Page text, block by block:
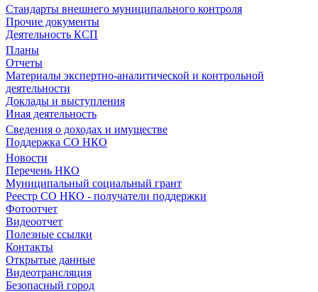
Стандарты внешнего муниципального контроля
Прочие документы
Деятельность КСП
Планы
Отчеты
Материалы экспертно-аналитической и контрольной
деятельности
Доклады и выступления
Иная деятельность
Сведения о доходах и имуществе
Поддержка СО НКО
Новости
Перечень НКО
Муниципальный социальный грант
Реестр СО НКО - получатели поддержки
Фотоотчет
Видеоотчет
Полезные ссылки
Контакты
Открытые данные
Видеотрансляция
Безопасный город